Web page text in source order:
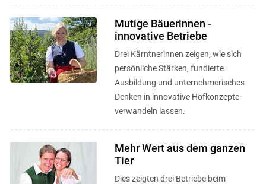
Mutige Bäuerinnen -
innovative Betriebe
Drei Kärntnerinnen zeigen, wie sich
persönliche Stärken, fundierte
Ausbildung und unternehmerisches
Denken in innovative Hofkonzepte
verwandeln lassen.
Mehr Wert aus dem ganzen
Tier
Dies zeigten drei Betriebe beim